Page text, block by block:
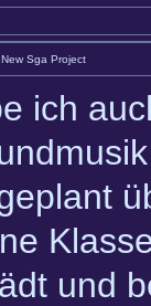
Sga Project
ich
und